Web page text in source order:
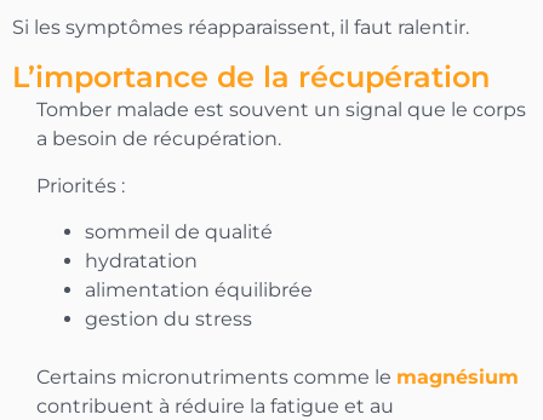
Si les symptômes réapparaissent, il faut ralentir.
L’importance de la récupération
Tomber malade est souvent un signal que le corps
a besoin de récupération.
Priorités :
sommeil de qualité
hydratation
alimentation équilibrée
gestion du stress
Certains micronutriments comme le magnésium
contribuent à réduire la fatigue et au